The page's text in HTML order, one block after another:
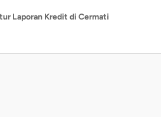
Laporan Kredit di Cermati